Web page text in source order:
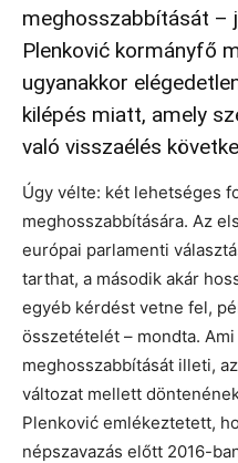
meghosszabbítását –
Plenković kormányfő
ugyanakkor
kilépés miatt, amely
való visszaélés
Úgy vélte: két lehetséges
meghosszabbítására. Az
európai parlamenti
tarthat, a második akár
egyéb kérdést vetne fel,
összetételét – mondta.
meghosszabbítását illeti,
változat mellett
Plenković emlékeztetett,
népszavazás előtt 2016-